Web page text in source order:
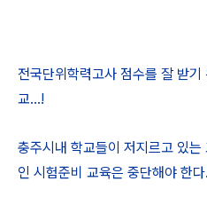
전국단위학력고사 점수를 잘 받
교...!
충주시내 학교들이 저지르고 있
인 시험준비 교육은 중단해야 한다.